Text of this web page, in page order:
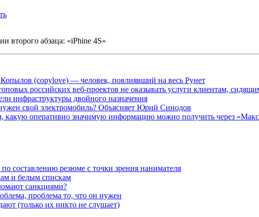
второго абзаца: «iPhine 4S»
(copylove) — человек, повлиявший на весь Рунет
российских веб-проектов не оказывать услуги клиентам,
инфраструктуры двойного назначения
свой электромобиль? Объясняет Юрий Синодов
какую оперативно значимую информацию можно получить через
по составлению резюме с точки зрения нанимателя
и белым спискам
санкциями?
проблема то, что он нужен
(только их никто не слушает)